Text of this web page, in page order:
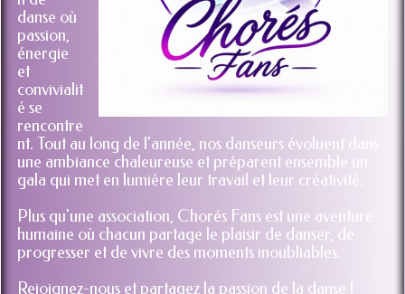
danse où
passion,
énergie
et
convivialit
é se
rencontre
nt. Tout au long de l'année, nos danseurs évoluent dans
une ambiance chaleureuse et préparent ensemble un
gala qui met en lumière leur travail et leur créativité.
Plus qu'une association, Chorés Fans est une aventure
humaine où chacun partage le plaisir de danser, de
progresser et de vivre des moments inoubliables.
Rejoignez-nous et partagez la passion de la danse !